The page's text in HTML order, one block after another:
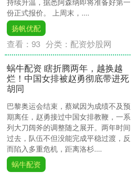
份正式报价。 上周末，....
扬帆优配
查看：93 分类： 配资炒股网
蜗牛配资 瞎折腾两年，越换越
烂！中国女排被赵勇彻底带进死
胡同
巴黎奥运会结束，蔡斌因为成绩不及预
期离任，赵勇接过中国女排教鞭，一系
列大刀阔斧的调整随之展开。两年时间
过去，队伍不但没能完成平稳过渡，反
而陷入多重危机，距离洛杉....
蜗牛配资